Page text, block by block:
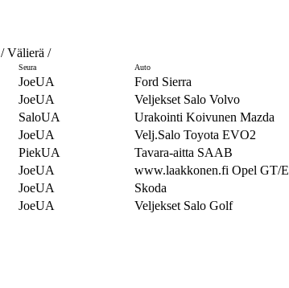
/ Välierä /
Seura Auto
JoeUA Ford Sierra
JoeUA Veljekset Salo Volvo
SaloUA Urakointi Koivunen Mazda
JoeUA Velj.Salo Toyota EVO2
PiekUA Tavara-aitta SAAB
JoeUA www.laakkonen.fi Opel GT/E
JoeUA Skoda
JoeUA Veljekset Salo Golf